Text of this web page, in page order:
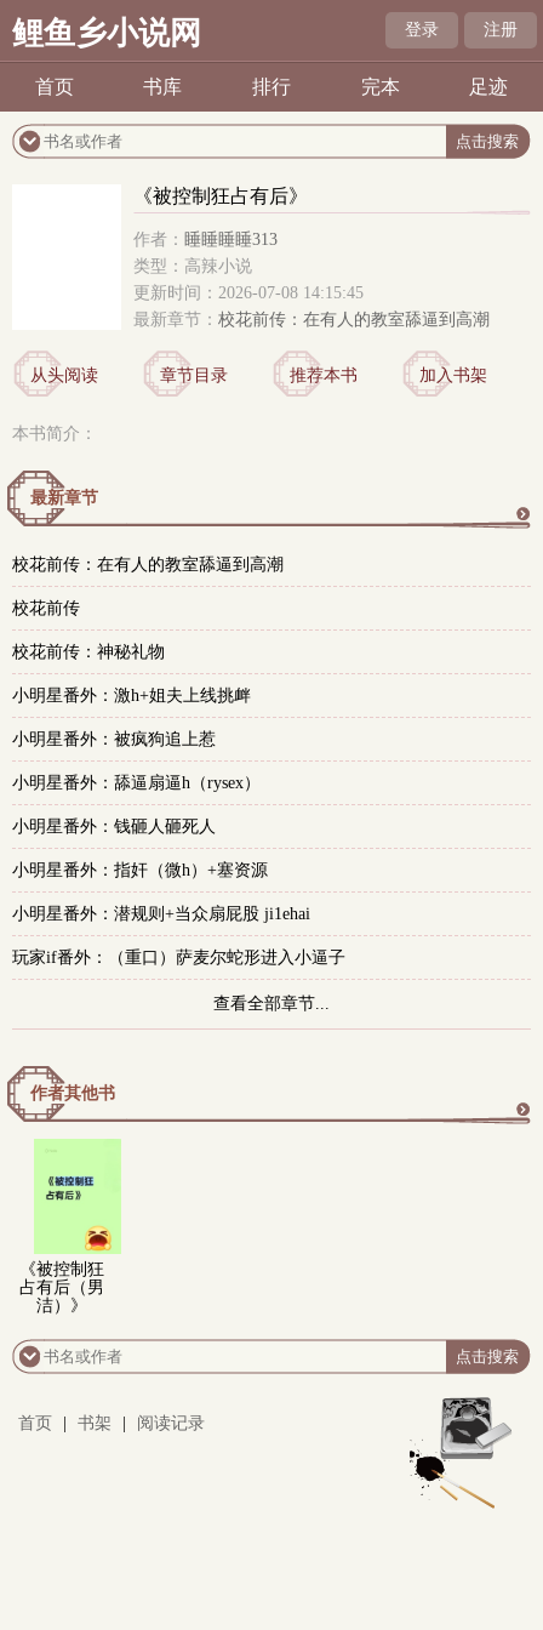
鲤鱼乡小说网 登录 注册
首页 书库 排行 完本 足迹
《被控制狂占有后》
作者： 睡睡睡睡313
类型：高辣小说
更新时间：2026-07-08 14:15:45
最新章节： 校花前传：在有人的教室舔逼到高潮
从头阅读 章节目录 推荐本书 加入书架
本书简介：
最新章节
校花前传：在有人的教室舔逼到高潮
校花前传
校花前传：神秘礼物
小明星番外：激h+姐夫上线挑衅
小明星番外：被疯狗追上惹
小明星番外：舔逼扇逼h（rysex）
小明星番外：钱砸人砸死人
小明星番外：指奸（微h）+塞资源
小明星番外：潜规则+当众扇屁股 ji1ehai
玩家if番外：（重口）萨麦尔蛇形进入小逼子
查看全部章节...
作者其他书
《被控制狂
占有后（男
洁）》
首页 书架 阅读记录